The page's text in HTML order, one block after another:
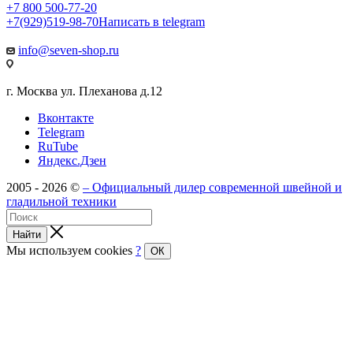
+7 800 500-77-20
+7(929)519-98-70Написать в telegram
info@seven-shop.ru
г. Москва ул. Плеханова д.12
Вконтакте
Telegram
RuTube
Яндекс.Дзен
2005 - 2026 © – Официальный дилер современной швейной и
гладильной техники
Найти
Мы используем cookies ? ОК